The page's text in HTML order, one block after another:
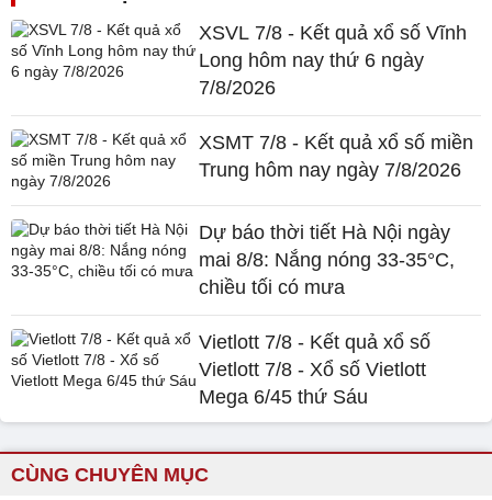
XSVL 7/8 - Kết quả xổ số Vĩnh
Long hôm nay thứ 6 ngày
7/8/2026
XSMT 7/8 - Kết quả xổ số miền
Trung hôm nay ngày 7/8/2026
Dự báo thời tiết Hà Nội ngày
mai 8/8: Nắng nóng 33-35°C,
chiều tối có mưa
Vietlott 7/8 - Kết quả xổ số
Vietlott 7/8 - Xổ số Vietlott
Mega 6/45 thứ Sáu
CÙNG CHUYÊN MỤC